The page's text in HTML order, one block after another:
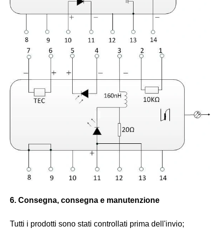
6. Consegna, consegna e manutenzione
Tutti i prodotti sono stati controllati prima dell'invio;